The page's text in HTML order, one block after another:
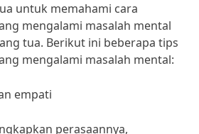
untuk memahami cara
mengalami masalah mental
tua. Berikut ini beberapa tips
mengalami masalah mental:
empati
perasaannya,